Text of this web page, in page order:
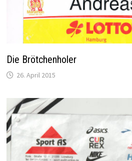
Die Brötchenholer
26. April 2015